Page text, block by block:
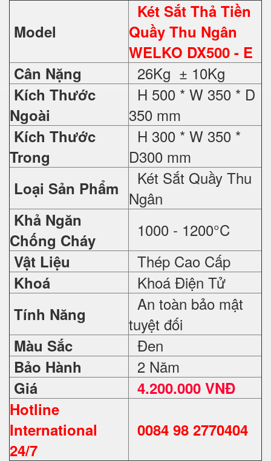
Model
Két Sắt Thả Tiền
Quầy Thu Ngân
WELKO DX500 - E
Cân Nặng
26Kg ± 10Kg
Kích Thước
Ngoài
H 500 * W 350 * D
350 mm
Kích Thước
Trong
H 300 * W 350 *
D300 mm
Loại Sản Phẩm
Két Sắt Quầy Thu
Ngân
Khả Ngăn
Chống Cháy
1000 - 1200°C
Vật Liệu Thép Cao Cấp
Khoá Khoá Điện Tử
Tính Năng
An toàn bảo mật
tuyệt đối
Màu Sắc Đen
Bảo Hành 2 Năm
Giá
4.200.000 VNĐ
Hotline
International
24/7
0084 98 2770404